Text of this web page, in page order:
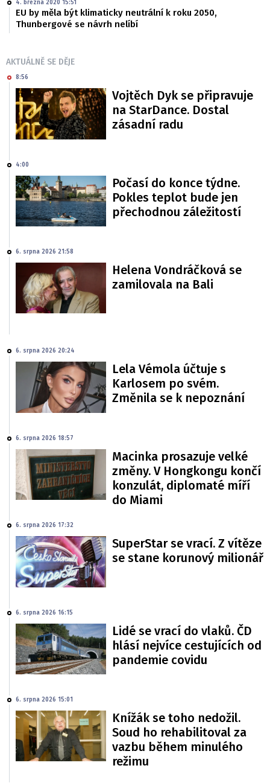
4. března 2020 15:51
EU by měla být klimaticky neutrální k roku 2050,
Thunbergové se návrh nelíbí
AKTUÁLNĚ SE DĚJE
8:56
Vojtěch Dyk se připravuje
na StarDance. Dostal
zásadní radu
4:00
Počasí do konce týdne.
Pokles teplot bude jen
přechodnou záležitostí
6. srpna 2026 21:58
Helena Vondráčková se
zamilovala na Bali
6. srpna 2026 20:24
Lela Vémola účtuje s
Karlosem po svém.
Změnila se k nepoznání
6. srpna 2026 18:57
Macinka prosazuje velké
změny. V Hongkongu končí
konzulát, diplomaté míří
do Miami
6. srpna 2026 17:32
SuperStar se vrací. Z vítěze
se stane korunový milionář
6. srpna 2026 16:15
Lidé se vrací do vlaků. ČD
hlásí nejvíce cestujících od
pandemie covidu
6. srpna 2026 15:01
Knížák se toho nedožil.
Soud ho rehabilitoval za
vazbu během minulého
režimu